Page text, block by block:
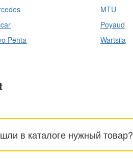
MTU
Poyaud
Penta Wartsila
в каталоге нужный товар?